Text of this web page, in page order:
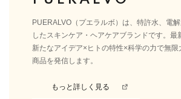
PUERALVO（プエラルボ）は、特許水、電解
したスキンケア・ヘアケアブランドです。最新
新たなアイデア×ヒトの特性×科学の力で無限
商品を発信します。
もっと詳しく見る